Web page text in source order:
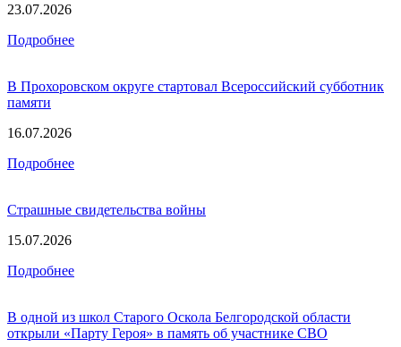
23.07.2026
Подробнее
В Прохоровском округе стартовал Всероссийский субботник
памяти
16.07.2026
Подробнее
Страшные свидетельства войны
15.07.2026
Подробнее
В одной из школ Старого Оскола Белгородской области
открыли «Парту Героя» в память об участнике СВО